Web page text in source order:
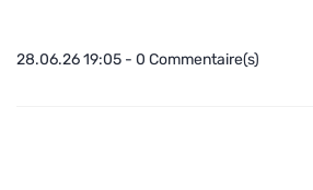
28.06.26 19:05 - 0 Commentaire(s)